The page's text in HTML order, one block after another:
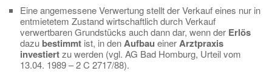
Eine angemessene Verwertung stellt der Verkauf eines nur in
entmietetem Zustand wirtschaftlich durch Verkauf
verwertbaren Grundstücks auch dann dar, wenn der Erlös
dazu bestimmt ist, in denAufbau einerArztpraxis
investiertzu werden (vgl. AG Bad Homburg, Urteil vom
13.04. 1989 – 2 C 2717/88).